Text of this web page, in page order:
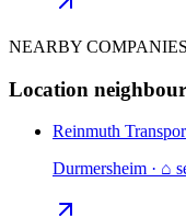
NEARBY COMPANIES
Location
Reinmuth
Durmersheim · ⌂